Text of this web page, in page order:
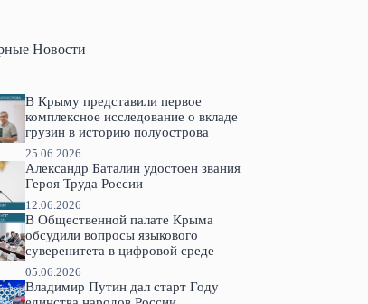
Новости
В Крыму представили первое
комплексное исследование о вкладе
грузин в историю полуострова
25.06.2026
Александр Баталин удостоен звания
Героя Труда России
12.06.2026
В Общественной палате Крыма
обсудили вопросы языкового
суверенитета в цифровой среде
05.06.2026
Владимир Путин дал старт Году